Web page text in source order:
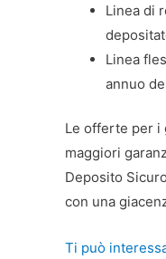
Linea di
Linea
annuo
Le offerte per i
maggiori
Deposito
con una
Ti può